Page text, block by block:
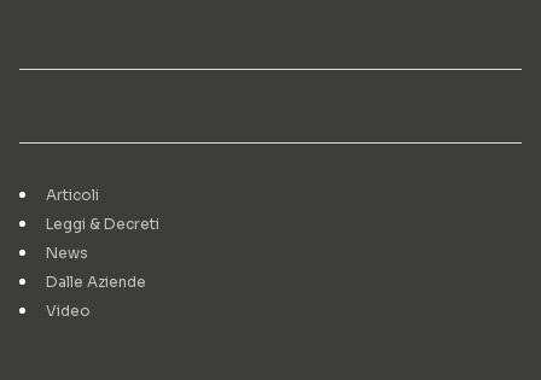
Articoli
Leggi & Decreti
News
Dalle Aziende
Video